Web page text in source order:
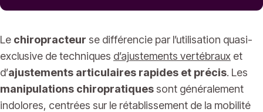
Le chiropracteur se différencie par l’utilisation quasi-
exclusive de techniques d’ajustements vertébraux et
d’ajustements articulaires rapides et précis. Les
manipulations chiropratiques sont généralement
indolores, centrées sur le rétablissement de la mobilité